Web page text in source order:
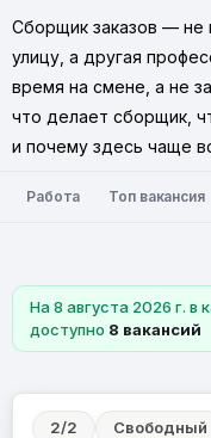
Сборщик заказов — не
улицу, а другая
время на смене, а не
что делает сборщик,
и почему здесь чаще
Работа Топ вакансия
На 8 августа 2026 г. в
доступно 8 вакансий
2/2 Свободный